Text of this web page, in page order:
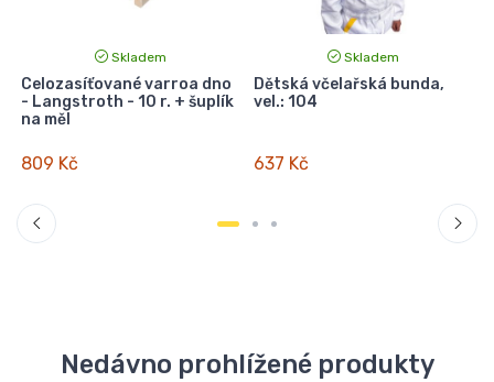
Skladem
Celozasíťované varroa dno
- Langstroth - 10 r. + šuplík
na měl
809 Kč
Skladem
Dětská včelařská bunda,
vel.: 104
637 Kč
Nedávno prohlížené produkty